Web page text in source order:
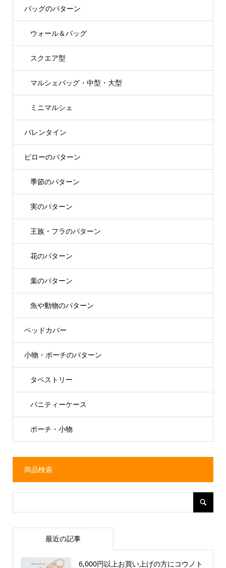
バッグのパターン
ウォール＆バッグ
スクエア型
マルシェバッグ・中型・大型
ミニマルシェ
バレンタイン
ピローのパターン
季節のパターン
実のパターン
王族・フラのパターン
花のパターン
葉のパターン
魚や動物のパターン
ベッドカバー
小物・ポーチのパターン
タペストリー
バニティーケース
ポーチ・小物
商品検索
最近の記事
6,000円以上お買い上げの方にコウノト